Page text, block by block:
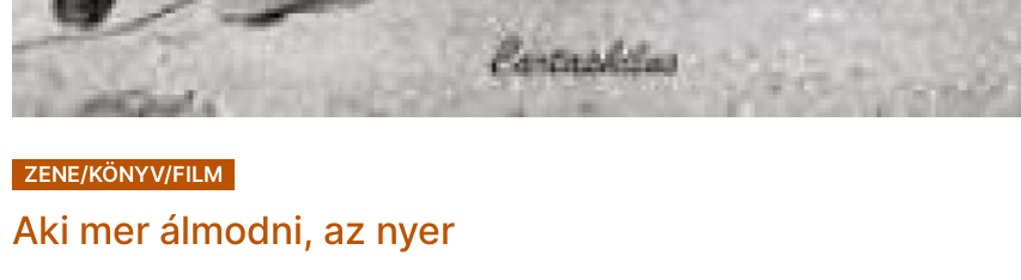
ZENE/KÖNYV/FILM
Aki mer álmodni, az nyer